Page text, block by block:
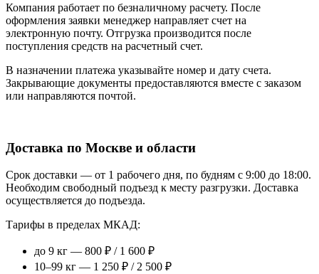
Компания работает по безналичному расчету. После
оформления заявки менеджер направляет счет на
электронную почту. Отгрузка производится после
поступления средств на расчетный счет.
В назначении платежа указывайте номер и дату счета.
Закрывающие документы предоставляются вместе с заказом
или направляются почтой.
Доставка по Москве и области
Срок доставки — от 1 рабочего дня, по будням с 9:00 до 18:00.
Необходим свободный подъезд к месту разгрузки. Доставка
осуществляется до подъезда.
Тарифы в пределах МКАД:
до 9 кг — 800 ₽ / 1 600 ₽
10–99 кг — 1 250 ₽ / 2 500 ₽